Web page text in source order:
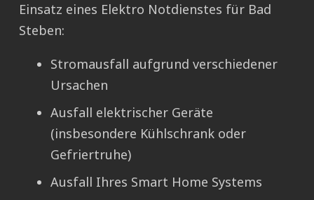
Einsatz eines Elektro Notdienstes für Bad
Steben:
Stromausfall aufgrund verschiedener
Ursachen
Ausfall elektrischer Geräte
(insbesondere Kühlschrank oder
Gefriertruhe)
Ausfall Ihres Smart Home Systems